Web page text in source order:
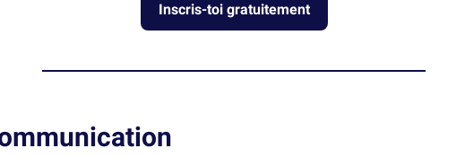
Inscris-toi gratuitement